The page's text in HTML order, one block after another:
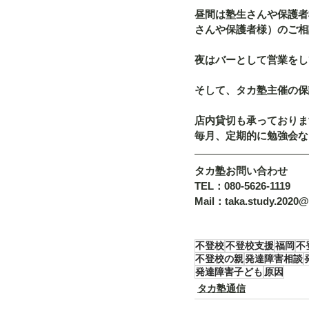
昼間は塾生さんや保護
さんや保護者様）のご
夜はバーとして営業を
そして、タカ塾主催の
店内貸切も承っており
毎月、定期的に勉強会
タカ塾お問い合わせ
TEL：080-5626-1119
Mail：
不登校不登校支援福岡 不
不登校の親発達障害相談
発達障害子ども 原因
タカ塾通信